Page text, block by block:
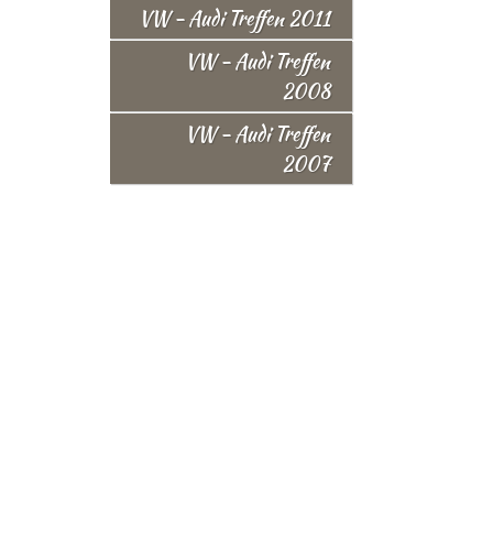
VW - Audi Treffen 2011
VW - Audi Treffen
2008
VW - Audi Treffen
2007